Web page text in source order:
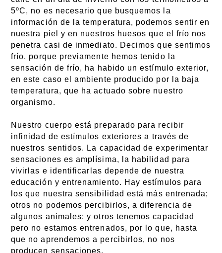
5ºC, no es necesario que busquemos la
información de la temperatura, podemos sentir en
nuestra piel y en nuestros huesos que el frío nos
penetra casi de inmediato. Decimos que sentimos
frío, porque previamente hemos tenido la
sensación de frío, ha habido un estímulo exterior,
en este caso el ambiente producido por la baja
temperatura, que ha actuado sobre nuestro
organismo.
Nuestro cuerpo está preparado para recibir
infinidad de estímulos exteriores a través de
nuestros sentidos. La capacidad de experimentar
sensaciones es amplísima, la habilidad para
vivirlas e identificarlas depende de nuestra
educación y entrenamiento. Hay estímulos para
los que nuestra sensibilidad está más entrenada;
otros no podemos percibirlos, a diferencia de
algunos animales; y otros tenemos capacidad
pero no estamos entrenados, por lo que, hasta
que no aprendemos a percibirlos, no nos
producen sensaciones.